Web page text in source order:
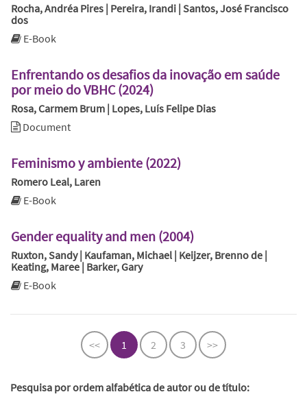
Rocha, Andréa Pires | Pereira, Irandi | Santos, José Francisco
dos
E-Book
Enfrentando os desafios da inovação em saúde
por meio do VBHC (2024)
Rosa, Carmem Brum | Lopes, Luís Felipe Dias
Document
Feminismo y ambiente (2022)
Romero Leal, Laren
E-Book
Gender equality and men (2004)
Ruxton, Sandy | Kaufaman, Michael | Keijzer, Brenno de |
Keating, Maree | Barker, Gary
E-Book
<< 1 2 3 >>
Pesquisa por ordem alfabética de autor ou de título: